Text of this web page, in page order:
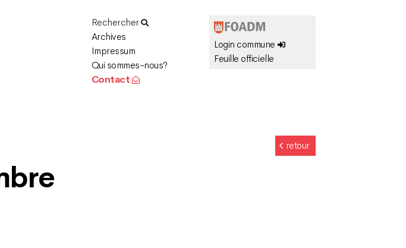
Rechercher
Archives
Impressum
Qui sommes-nous?
Contact
Login commune
Feuille officielle
retour